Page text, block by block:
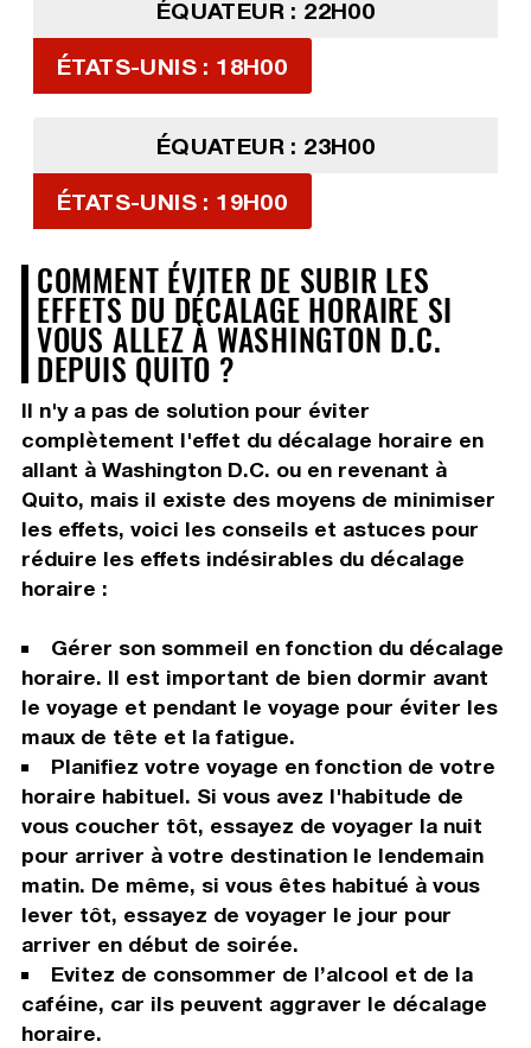
ÉQUATEUR : 22H00
ÉTATS-UNIS : 18H00
ÉQUATEUR : 23H00
ÉTATS-UNIS : 19H00
COMMENT ÉVITER DE SUBIR LES
EFFETS DU DÉCALAGE HORAIRE SI
VOUS ALLEZ À WASHINGTON D.C.
DEPUIS QUITO ?
Il n'y a pas de solution pour éviter
complètement l'effet du décalage horaire en
allant à Washington D.C. ou en revenant à
Quito, mais il existe des moyens de minimiser
les effets, voici les conseils et astuces pour
réduire les effets indésirables du décalage
horaire :
Gérer son sommeil en fonction du décalage
horaire. Il est important de bien dormir avant
le voyage et pendant le voyage pour éviter les
maux de tête et la fatigue.
Planifiez votre voyage en fonction de votre
horaire habituel. Si vous avez l'habitude de
vous coucher tôt, essayez de voyager la nuit
pour arriver à votre destination le lendemain
matin. De même, si vous êtes habitué à vous
lever tôt, essayez de voyager le jour pour
arriver en début de soirée.
Evitez de consommer de l’alcool et de la
caféine, car ils peuvent aggraver le décalage
horaire.